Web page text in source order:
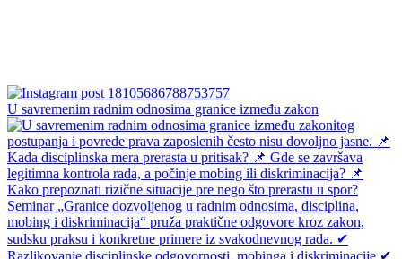
U savremenim radnim odnosima granice između zakon